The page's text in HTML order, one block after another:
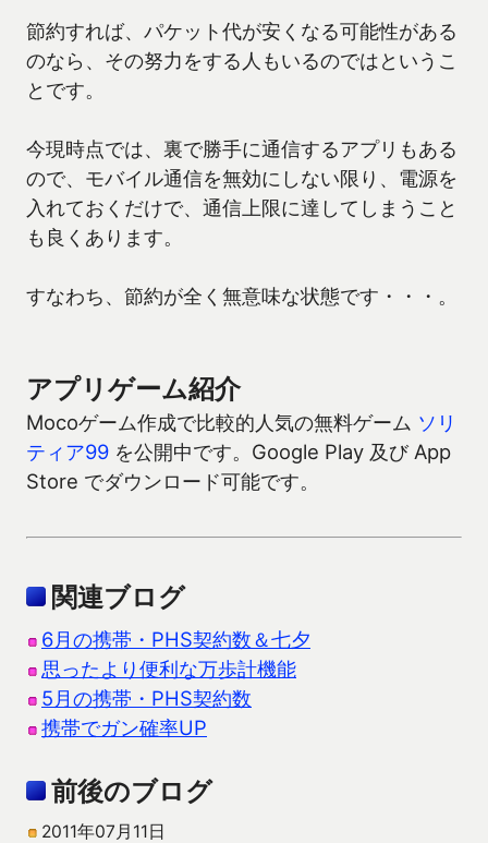
節約すれば、パケット代が安くなる可能性がある
のなら、その努力をする人もいるのではというこ
とです。
今現時点では、裏で勝手に通信するアプリもある
ので、モバイル通信を無効にしない限り、電源を
入れておくだけで、通信上限に達してしまうこと
も良くあります。
すなわち、節約が全く無意味な状態です・・・。
アプリゲーム紹介
Mocoゲーム作成で比較的人気の無料ゲーム ソリ
ティア99 を公開中です。Google Play 及び App
Store でダウンロード可能です。
関連ブログ
6月の携帯・PHS契約数＆七夕
思ったより便利な万歩計機能
5月の携帯・PHS契約数
携帯でガン確率UP
前後のブログ
2011年07月11日